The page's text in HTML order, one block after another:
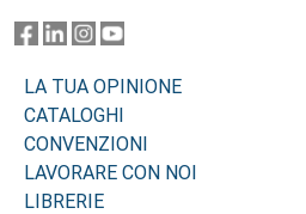
LA TUA OPINIONE
CATALOGHI
CONVENZIONI
LAVORARE CON NOI
LIBRERIE